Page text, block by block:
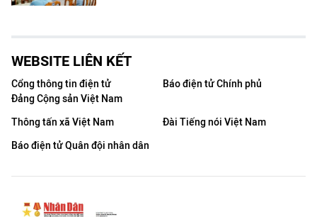
WEBSITE LIÊN KẾT
Cổng thông tin điện tử
Đảng Cộng sản Việt Nam
Báo điện tử Chính phủ
Thông tấn xã Việt Nam
Đài Tiếng nói Việt Nam
Báo điện tử Quân đội nhân dân